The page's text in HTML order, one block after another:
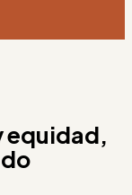
equidad,